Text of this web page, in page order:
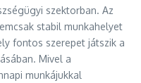
szektorban. Az
stabil munkahelyet
fontos szerepet játszik a
Mivel a
munkájukkal